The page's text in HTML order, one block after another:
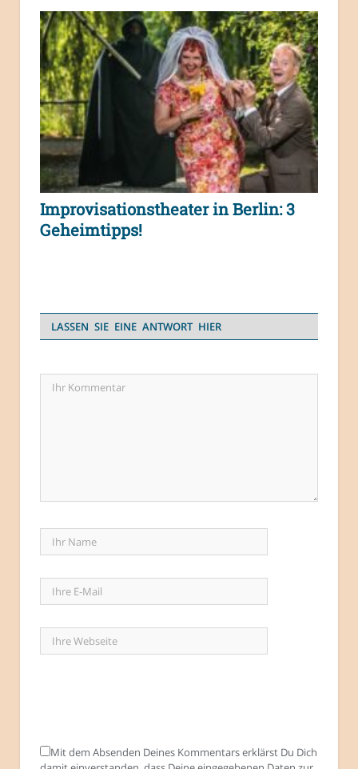
Improvisationstheater in Berlin: 3
Geheimtipps!
LASSEN SIE EINE ANTWORT HIER
Mit dem Absenden Deines Kommentars erklärst Du Dich